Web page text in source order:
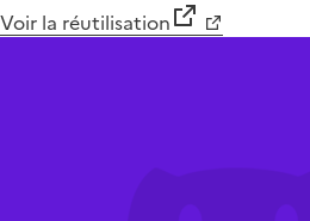
Voir la réutilisation